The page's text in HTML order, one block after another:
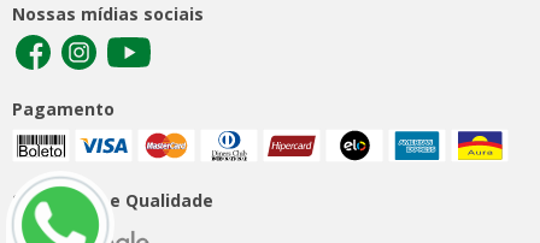
Nossas mídias sociais
Pagamento
Segurança e Qualidade